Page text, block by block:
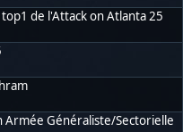
de l'Attack on Atlanta 25
Armée Généraliste/Sectorielle